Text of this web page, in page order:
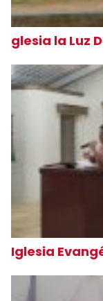
glesia la Luz
Iglesia